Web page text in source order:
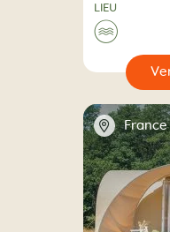
LIEU
🌊
📍 France